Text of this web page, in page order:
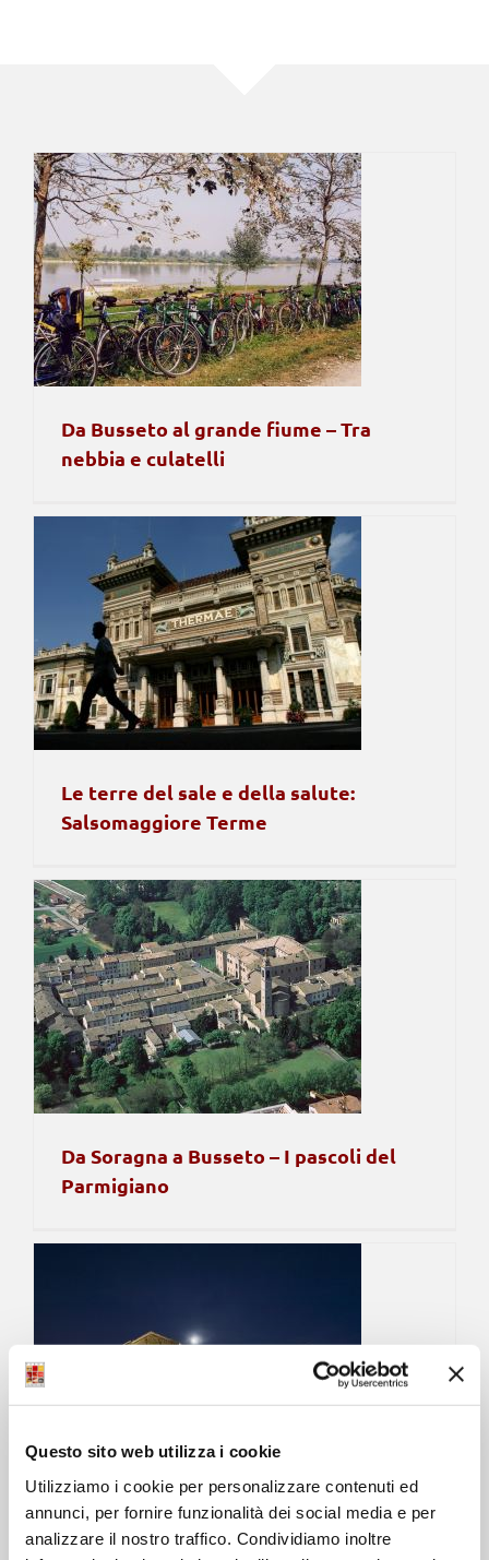
Questo sito web utilizza i cookie
Utilizziamo i cookie per personalizzare contenuti ed
annunci, per fornire funzionalità dei social media e per
analizzare il nostro traffico. Condividiamo inoltre
Da Busseto al grande fiume – Tra
nebbia e culatelli
Le terre del sale e della salute:
Salsomaggiore Terme
Da Soragna a Busseto – I pascoli del
Parmigiano
Da Collecchio a San Secondo – Pievi,
rocche e… ulivi